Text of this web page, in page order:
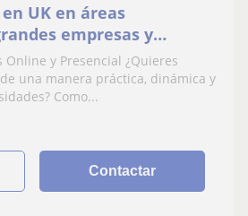
UK en áreas
empresas y
a otros a desarrollarse
Online y Presencial ¿Quieres
una manera práctica, dinámica y
Como...
Contactar